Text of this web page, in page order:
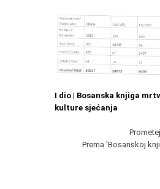
I dio | Bosanska knjiga
kulture sjećanja
Prema 'Bosanskoj